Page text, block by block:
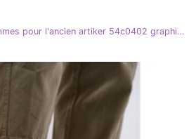
Sandales en cuir pour femmes pour l'ancien artiker 54c0402 graphite argent